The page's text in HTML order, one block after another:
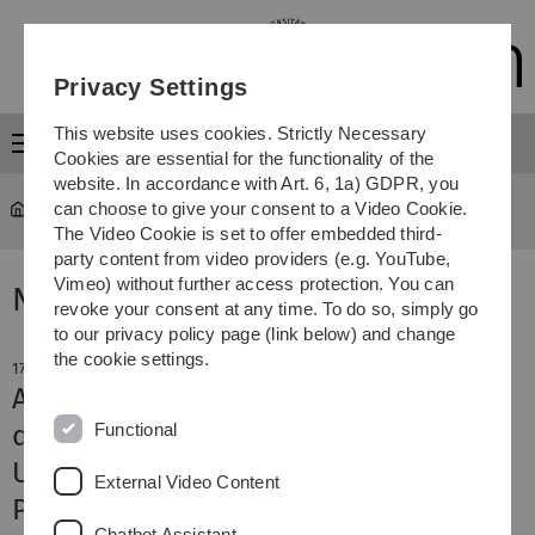
Skip
Skip
Skip
Skip
Menu
News
17. March 2020
Ab Donnerstagabend Notbetrieb an
der Universität Ulm
Uni-Schließung soll Corona-
Pandemie eindämmen helfen
Privacy Settings
This website uses cookies. Strictly Necessary
Cookies are essential for the functionality of the
website. In accordance with Art. 6, 1a) GDPR, you
can choose to give your consent to a Video Cookie.
The Video Cookie is set to offer embedded third-
party content from video providers (e.g. YouTube,
Vimeo) without further access protection. You can
revoke your consent at any time. To do so, simply go
to our privacy policy page (link below) and change
the cookie settings.
Functional
External Video Content